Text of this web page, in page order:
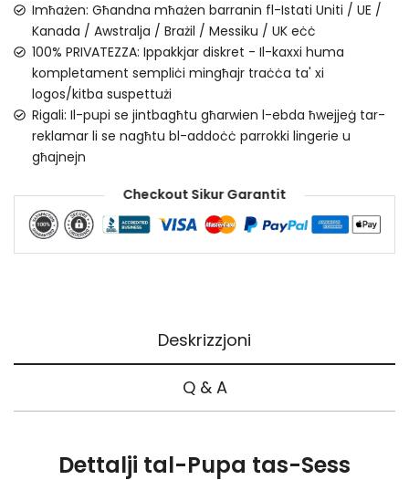
Imħażen: Għandna mħażen barranin fl-Istati Uniti / UE /
Kanada / Awstralja / Brażil / Messiku / UK eċċ
100% PRIVATEZZA: Ippakkjar diskret - Il-kaxxi huma
kompletament sempliċi mingħajr traċċa ta' xi
logos/kitba suspettużi
Rigali: Il-pupi se jintbagħtu għarwien l-ebda ħwejjeġ tar-
reklamar li se nagħtu bl-addoċċ parrokki lingerie u
għajnejn
Checkout Sikur Garantit
Deskrizzjoni
Q & A
Dettalji tal-Pupa tas-Sess